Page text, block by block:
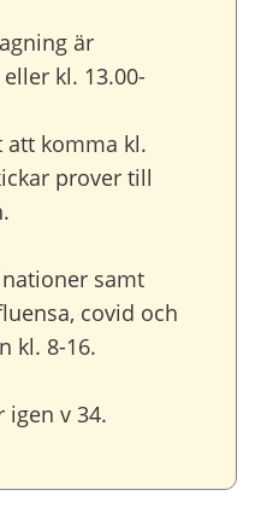
är
kl. 13.00-
att komma kl.
prover till
samt
covid och
kl. 8-16.
igen v 34.